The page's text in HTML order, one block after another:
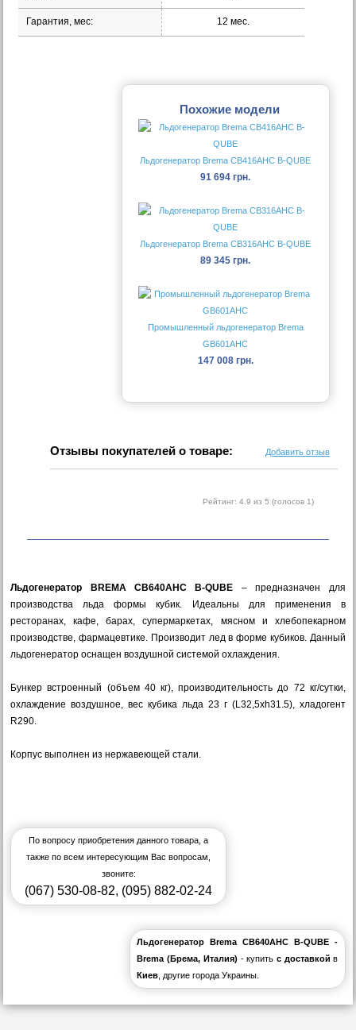
Гарантия, мес: 12 мес.
Похожие модели
Льдогенератор Brema CB416AHC B-QUBE
91 694 грн.
Льдогенератор Brema CB316AHC B-QUBE
89 345 грн.
Промышленный льдогенератор Brema
GB601AHC
147 008 грн.
Отзывы покупателей о товаре: Добавить отзыв
Рейтинг: 4.9 из 5 (голосов 1)
Льдогенератор BREMA CB640AHC B-QUBE – предназначен для
производства льда формы кубик. Идеальны для применения в
ресторанах, кафе, барах, супермаркетах, мясном и хлебопекарном
производстве, фармацевтике. Производит лед в форме кубиков. Данный
льдогенератор оснащен воздушной системой охлаждения.
Бункер встроенный (объем 40 кг), производительность до 72 кг/сутки,
охлаждение воздушное, вес кубика льда 23 г (L32,5хh31.5), хладогент
R290.
Корпус выполнен из нержавеющей стали.
По вопросу приобретения данного товара, а
также по всем интересующим Вас вопросам,
звоните:
(067) 530-08-82, (095) 882-02-24
Льдогенератор Brema CB640AHC B-QUBE -
Brema (Брема, Италия) - купить с доставкой в
Киев , другие города Украины.